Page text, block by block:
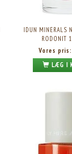
IDUN MINERALS
RODONIT
Vores pris:
LÆG I